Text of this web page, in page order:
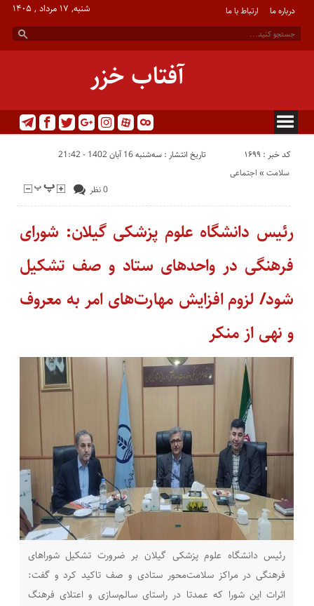
درباره ما ارتباط با ما شنبه, ۱۷ مرداد , ۱۴۰۵
آفتاب خزر
کد خبر : 1699 تاریخ انتشار : سه‌شنبه 16 آبان 1402 - 21:42
اجتماعی «سلامت
رئیس دانشگاه علوم پزشکی گیلان: شورای
فرهنگی در واحد‌های ستاد و صف تشکیل
شود/ لزوم افزایش مهارت‌های امر به معروف
و نهی از منکر
رئیس دانشگاه علوم پزشکی گیلان بر ضرورت تشکیل شوراهای
فرهنگی در مراکز سلامت‌محور ستادی و صف تاکید کرد و گفت:
اثرات این شورا که عمدتا در راستای سالم‌سازی و اعتلای فرهنگ